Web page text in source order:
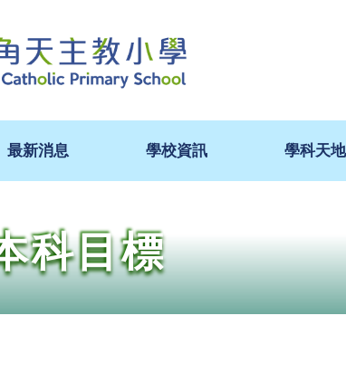
最新消息 學校資訊 學科天地
科目標